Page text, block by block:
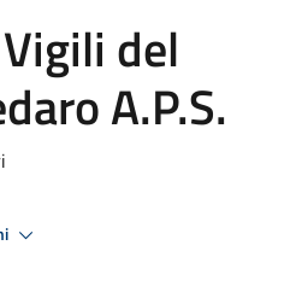
del
A.P.S.